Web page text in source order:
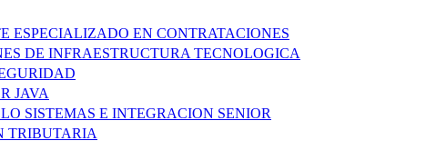
ESPECIALIZADO EN CONTRATACIONES
DE INFRAESTRUCTURA TECNOLOGICA
JAVA
SISTEMAS E INTEGRACION SENIOR
TRIBUTARIA